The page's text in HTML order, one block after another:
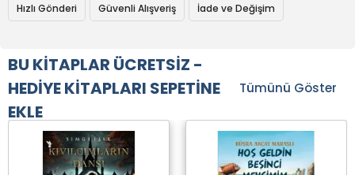
Hızlı Gönderi Güvenli Alışveriş İade ve Değişim
BU KİTAPLAR ÜCRETSİZ -
HEDİYE KİTAPLARI SEPETİNE
EKLE
Tümünü Göster